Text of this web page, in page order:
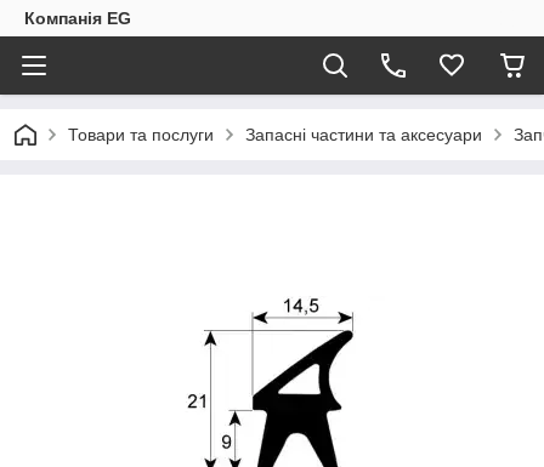
Компанія EG
Товари та послуги Запасні частини та аксесуари